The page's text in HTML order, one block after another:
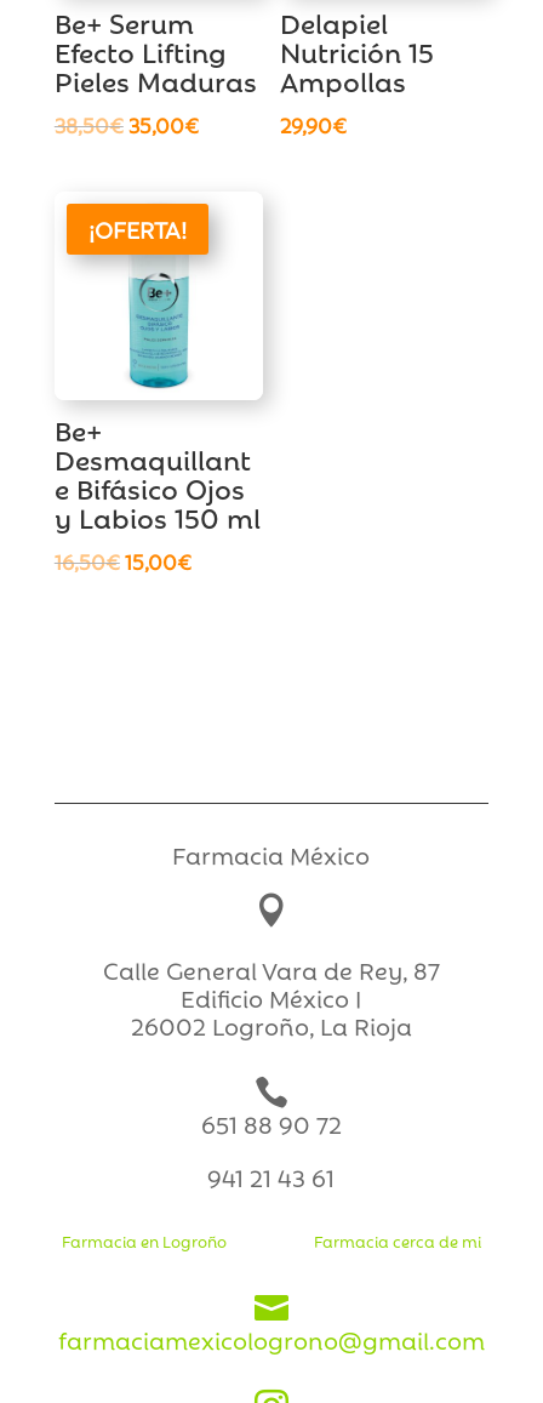
Be+ Serum
Efecto Lifting
Pieles Maduras
38,50€ El
era:
38,50€.
35,00€El
es:
35,00€.
Delapiel
Nutrición 15
Ampollas
29,90€
¡OFERTA!
Be+
Desmaquillant
e Bifásico Ojos
y Labios 150 ml
16,50€El
15,00€El
Farmacia México

Calle General Vara de Rey, 87
Edificio México I
26002 Logroño, La Rioja

651 88 90 72
941 21 43 61
Farmacia en Logroño Farmacia cerca de mi

farmaciamexicologrono@gmail.com